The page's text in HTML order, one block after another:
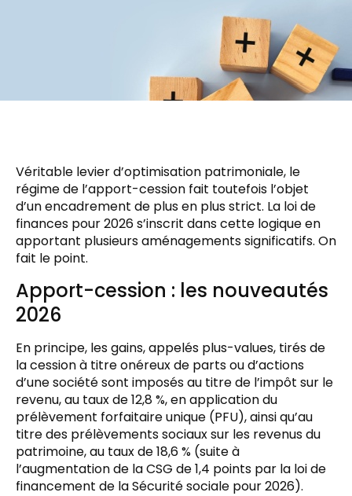
Véritable levier d’optimisation patrimoniale, le
régime de l’apport-cession fait toutefois l’objet
d’un encadrement de plus en plus strict. La loi de
finances pour 2026 s’inscrit dans cette logique en
apportant plusieurs aménagements significatifs. On
fait le point.
Apport-cession : les nouveautés
2026
En principe, les gains, appelés plus-values, tirés de
la cession à titre onéreux de parts ou d’actions
d’une société sont imposés au titre de l’impôt sur le
revenu, au taux de 12,8 %, en application du
prélèvement forfaitaire unique (PFU), ainsi qu’au
titre des prélèvements sociaux sur les revenus du
patrimoine, au taux de 18,6 % (suite à
l’augmentation de la CSG de 1,4 points par la loi de
financement de la Sécurité sociale pour 2026).